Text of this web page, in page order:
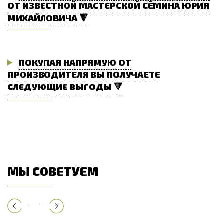
ОТ ИЗВЕСТНОЙ МАСТЕРСКОЙ СЁМИНА ЮРИЯ
МИХАЙЛОВИЧА 🔻
ПОКУПАЯ НАПРЯМУЮ ОТ
ПРОИЗВОДИТЕЛЯ ВЫ ПОЛУЧАЕТЕ
СЛЕДУЮЩИЕ ВЫГОДЫ 🔻
МЫ СОВЕТУЕМ